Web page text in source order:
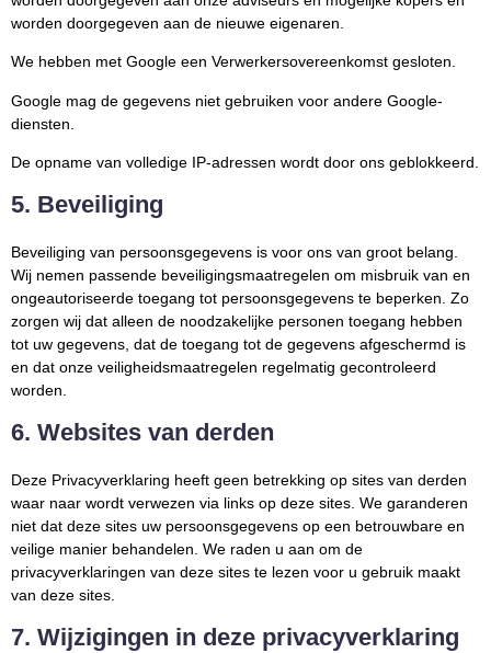
worden doorgegeven aan de nieuwe eigenaren.
We hebben met Google een Verwerkersovereenkomst gesloten.
Google mag de gegevens niet gebruiken voor andere Google-
diensten.
De opname van volledige IP-adressen wordt door ons geblokkeerd.
5. Beveiliging
Beveiliging van persoonsgegevens is voor ons van groot belang.
Wij nemen passende beveiligingsmaatregelen om misbruik van en
ongeautoriseerde toegang tot persoonsgegevens te beperken. Zo
zorgen wij dat alleen de noodzakelijke personen toegang hebben
tot uw gegevens, dat de toegang tot de gegevens afgeschermd is
en dat onze veiligheidsmaatregelen regelmatig gecontroleerd
worden.
6. Websites van derden
Deze Privacyverklaring heeft geen betrekking op sites van derden
waar naar wordt verwezen via links op deze sites. We garanderen
niet dat deze sites uw persoonsgegevens op een betrouwbare en
veilige manier behandelen. We raden u aan om de
privacyverklaringen van deze sites te lezen voor u gebruik maakt
van deze sites.
7. Wijzigingen in deze privacyverklaring